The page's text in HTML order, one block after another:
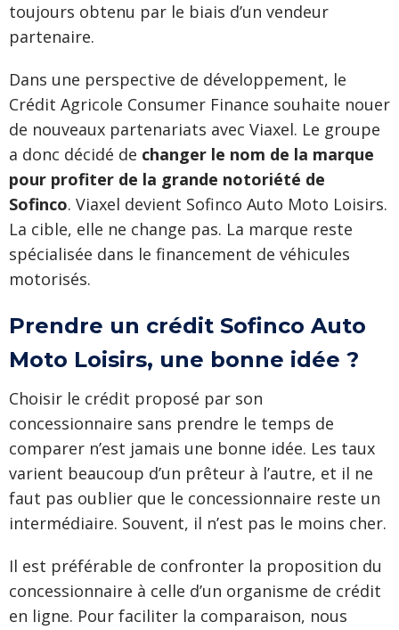
toujours obtenu par le biais d’un vendeur
partenaire.
Dans une perspective de développement, le
Crédit Agricole Consumer Finance souhaite nouer
de nouveaux partenariats avec Viaxel. Le groupe
a donc décidé de changer le nom de la marque
pour profiter de la grande notoriété de
Sofinco. Viaxel devient Sofinco Auto Moto Loisirs.
La cible, elle ne change pas. La marque reste
spécialisée dans le financement de véhicules
motorisés.
Prendre un crédit Sofinco Auto
Moto Loisirs, une bonne idée ?
Choisir le crédit proposé par son
concessionnaire sans prendre le temps de
comparer n’est jamais une bonne idée. Les taux
varient beaucoup d’un prêteur à l’autre, et il ne
faut pas oublier que le concessionnaire reste un
intermédiaire. Souvent, il n’est pas le moins cher.
Il est préférable de confronter la proposition du
concessionnaire à celle d’un organisme de crédit
en ligne. Pour faciliter la comparaison, nous